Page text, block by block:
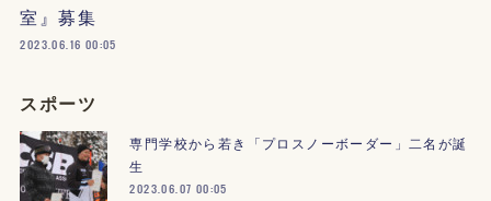
室』募集
2023.06.16 00:05
スポーツ
専門学校から若き「プロスノーボーダー」二名が誕
生
2023.06.07 00:05